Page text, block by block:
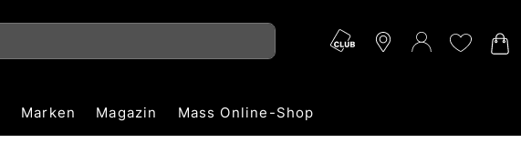
Marken Magazin Mass Online-Shop